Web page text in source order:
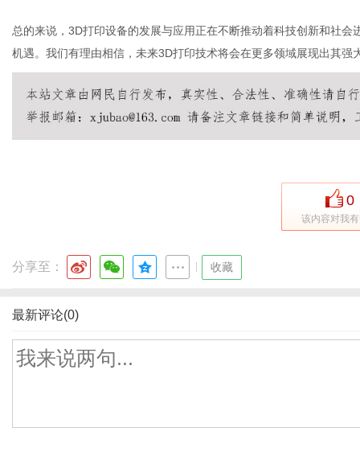
总的来说，3D打印设备的发展与应用正在不断推动着科技创新和社
机遇。我们有理由相信，未来3D打印技术将会在更多领域展现出其强
0
该内容对我
分享至： 收藏
最新评论(0)